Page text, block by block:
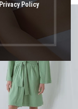
Privacy Policy